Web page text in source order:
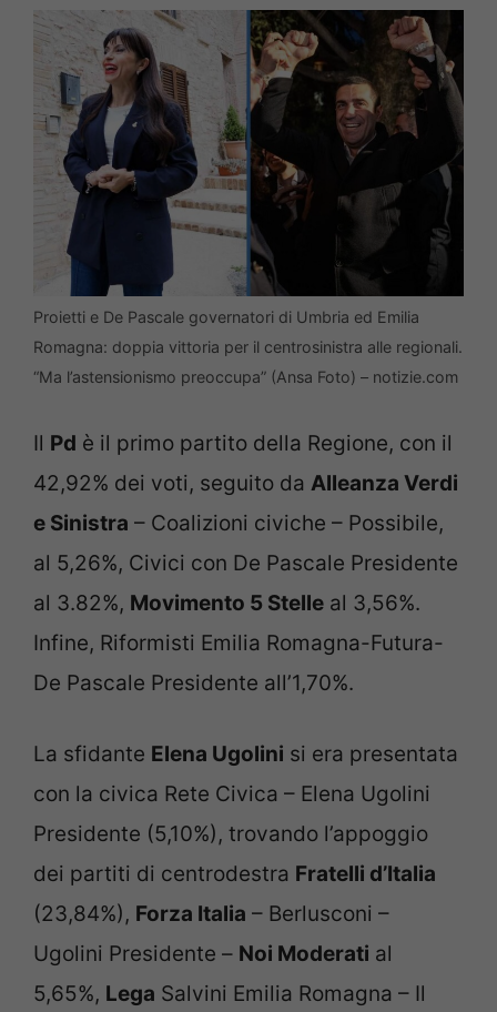
Proietti e De Pascale governatori di Umbria ed Emilia
Romagna: doppia vittoria per il centrosinistra alle regionali.
“Ma l’astensionismo preoccupa” (Ansa Foto) – notizie.com
Il Pd è il primo partito della Regione, con il
42,92% dei voti, seguito da Alleanza Verdi
e Sinistra – Coalizioni civiche – Possibile,
al 5,26%, Civici con De Pascale Presidente
al 3.82%, Movimento 5 Stelle al 3,56%.
Infine, Riformisti Emilia Romagna-Futura-
De Pascale Presidente all’1,70%.
La sfidante Elena Ugolini si era presentata
con la civica Rete Civica – Elena Ugolini
Presidente (5,10%), trovando l’appoggio
dei partiti di centrodestra Fratelli d’Italia
(23,84%), Forza Italia – Berlusconi –
Ugolini Presidente – Noi Moderati al
5,65%, Lega Salvini Emilia Romagna – Il